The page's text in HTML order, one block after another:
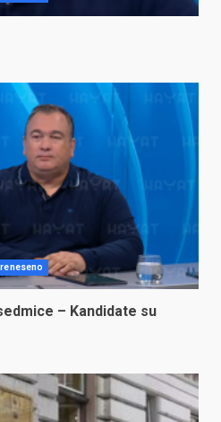
– Kandidate su